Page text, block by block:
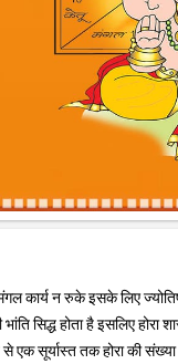
कार्य न रुके इसके लिए
सिद्ध होता है इसलिए होरा
एक सूर्यास्त तक होरा की